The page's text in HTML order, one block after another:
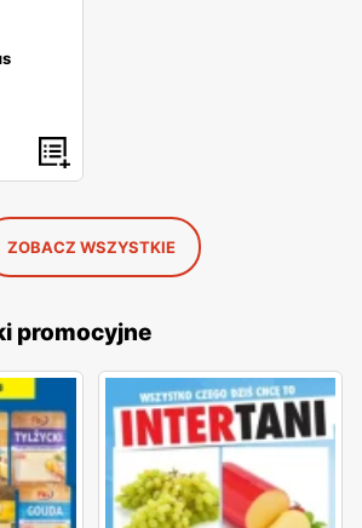
ZOBACZ WSZYSTKIE
promocyjne